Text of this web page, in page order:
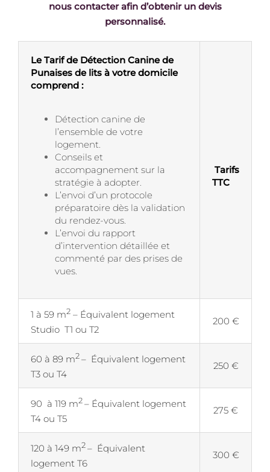
nous contacter afin d’obtenir un devis
personnalisé.
Le Tarif de Détection Canine de
Punaises de lits à votre domicile
comprend :
Détection canine de
l’ensemble de votre
logement.
Conseils et
accompagnement sur la
stratégie à adopter.
L’envoi d’un protocole
préparatoire dès la validation
du rendez-vous.
L’envoi du rapport
d’intervention détaillée et
commenté par des prises de
vues.
Tarifs
TTC
1 à 59 m2 – Équivalent logement
Studio T1 ou T2
200 €
60 à 89 m2 – Équivalent logement
T3 ou T4
250 €
90 à 119 m2 – Équivalent logement
T4 ou T5
275 €
120 à 149 m2 – Équivalent
logement T6
300 €